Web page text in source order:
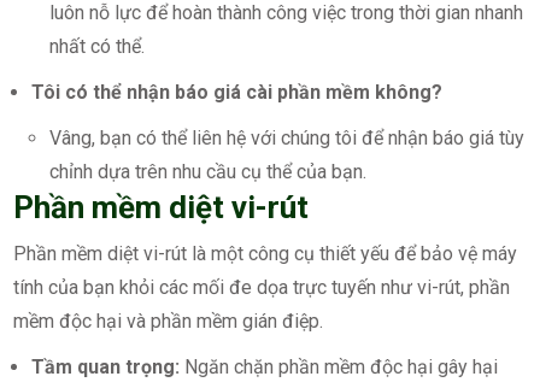
luôn nỗ lực để hoàn thành công việc trong thời gian nhanh
nhất có thể.
Tôi có thể nhận báo giá cài phần mềm không?
Vâng, bạn có thể liên hệ với chúng tôi để nhận báo giá tùy
chỉnh dựa trên nhu cầu cụ thể của bạn.
Phần mềm diệt vi-rút
Phần mềm diệt vi-rút là một công cụ thiết yếu để bảo vệ máy
tính của bạn khỏi các mối đe dọa trực tuyến như vi-rút, phần
mềm độc hại và phần mềm gián điệp.
Tầm quan trọng: Ngăn chặn phần mềm độc hại gây hại